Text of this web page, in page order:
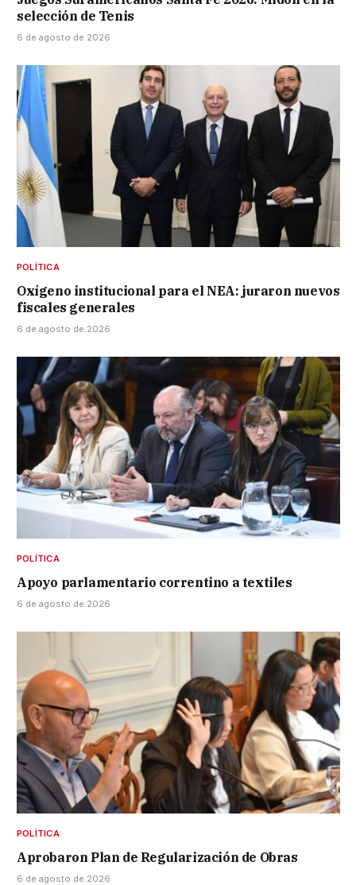
selección de Tenis
6 de agosto de 2026
POLÍTICA
Oxígeno institucional para el NEA: juraron nuevos
fiscales generales
6 de agosto de 2026
POLÍTICA
Apoyo parlamentario correntino a textiles
6 de agosto de 2026
POLÍTICA
Aprobaron Plan de Regularización de Obras
6 de agosto de 2026